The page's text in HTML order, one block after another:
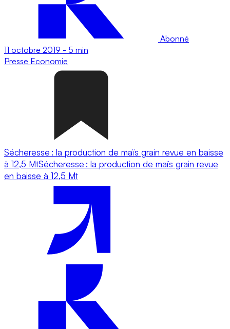
Abonné
11 octobre 2019 - 5 min
Presse Economie
Sécheresse : la production de maïs grain revue en baisse
à 12,5 MtSécheresse : la production de maïs grain revue
en baisse à 12,5 Mt